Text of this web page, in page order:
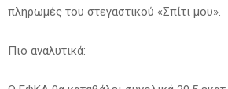
πληρωμές του στεγαστικού «Σπίτι μου».
Πιο αναλυτικά: